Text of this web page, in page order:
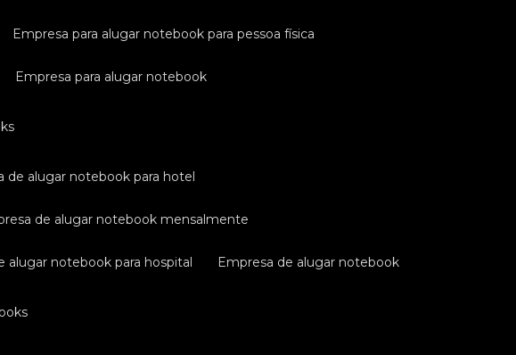
empresa para alugar notebook para pessoa física
empresa para alugar notebook
de alugar notebook para hotel
de alugar notebook mensalmente
alugar notebook para hospital empresa de alugar notebook